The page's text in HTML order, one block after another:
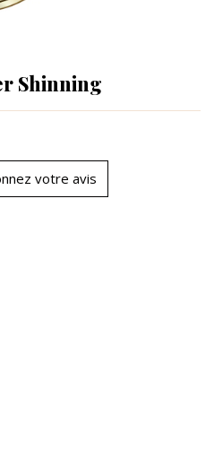
Shinning
votre avis